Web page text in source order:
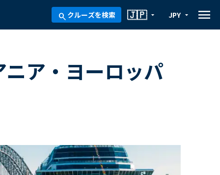
search クルーズを検索 arrow_drop_down
🇯🇵 arrow_drop_down
JPY menu
ア・ヨーロッパ